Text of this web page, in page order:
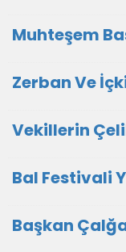
Muhteşem
Zerban Ve
Vekillerin
Bal Festivali
Başkan